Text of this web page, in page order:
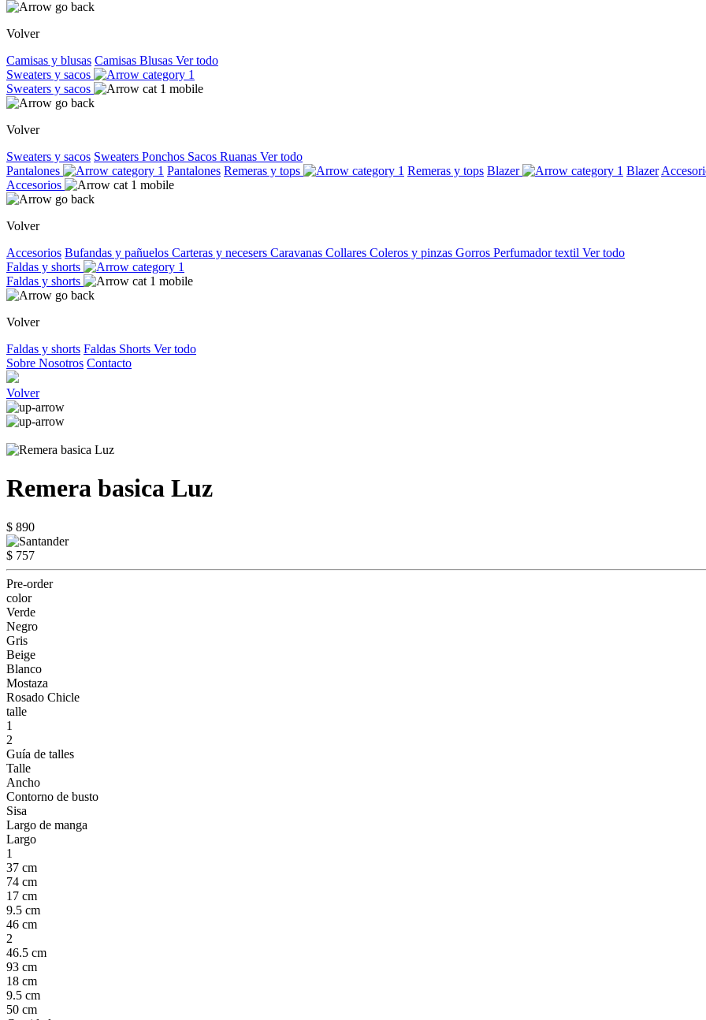
Volver
Camisas y blusas Camisas Blusas Ver todo
Sweaters y sacos
Sweaters y sacos
Volver
Sweaters y sacos Sweaters Ponchos Sacos Ruanas Ver todo
Pantalones
Pantalones Remeras y tops Remeras y tops Blazer Blazer
Accesorios
Volver
Accesorios Bufandas y pañuelos Carteras y necesers Caravanas Collares Coleros y pinzas Gorros Perfumador textil Ver todo
Faldas y shorts
Faldas y shorts
Volver
Faldas y shorts Faldas Shorts Ver todo
Sobre Nosotros Contacto
Volver
Remera basica Luz
$ 890
$ 757
Pre-order
color
Verde
Negro
Gris
Beige
Blanco
Mostaza
Rosado Chicle
talle
1
2
Guía de talles
Talle
Ancho
Contorno de busto
Sisa
Largo de manga
Largo
1
37 cm
74 cm
17 cm
9.5 cm
46 cm
2
46.5 cm
93 cm
18 cm
9.5 cm
50 cm